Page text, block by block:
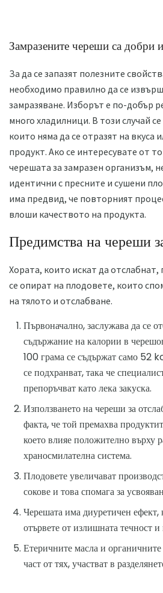
Замразените череши са добри
За да се запазят полезните
необходимо правилно да се
замразяване. Изборът е по-добър
много хладилници. В този случай
които няма да се отразят на вкуса
продукт. Ако се интересувате от
черешата за замразен организъм,
идентични с пресните и сушени
има предвид, че повторният
влоши качеството на продукта.
Предимства на череши
Хората, които искат да отслабнат,
се опират на плодовете, които
на тялото и отслабване.
Първоначално, заслужава да се
съдържание на калории в
100 грама се съдържат само 52
се подхранват, така че
препоръчват като лека закуска.
Използването на череши за
факта, че той премахва
което влияе положително върху
храносмилателна система.
Плодовете увеличават
сокове и това спомага за
Черешата има диуретичен ефект,
отървете от излишната течност
Етеричните масла и
част от тях, участват в